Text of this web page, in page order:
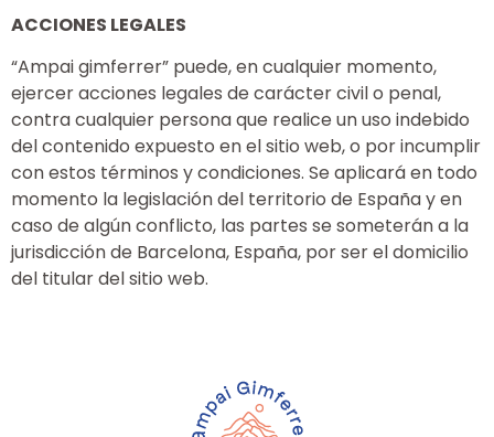
ACCIONES LEGALES
“Ampai gimferrer” puede, en cualquier momento,
ejercer acciones legales de carácter civil o penal,
contra cualquier persona que realice un uso indebido
del contenido expuesto en el sitio web, o por incumplir
con estos términos y condiciones. Se aplicará en todo
momento la legislación del territorio de España y en
caso de algún conflicto, las partes se someterán a la
jurisdicción de Barcelona, España, por ser el domicilio
del titular del sitio web.